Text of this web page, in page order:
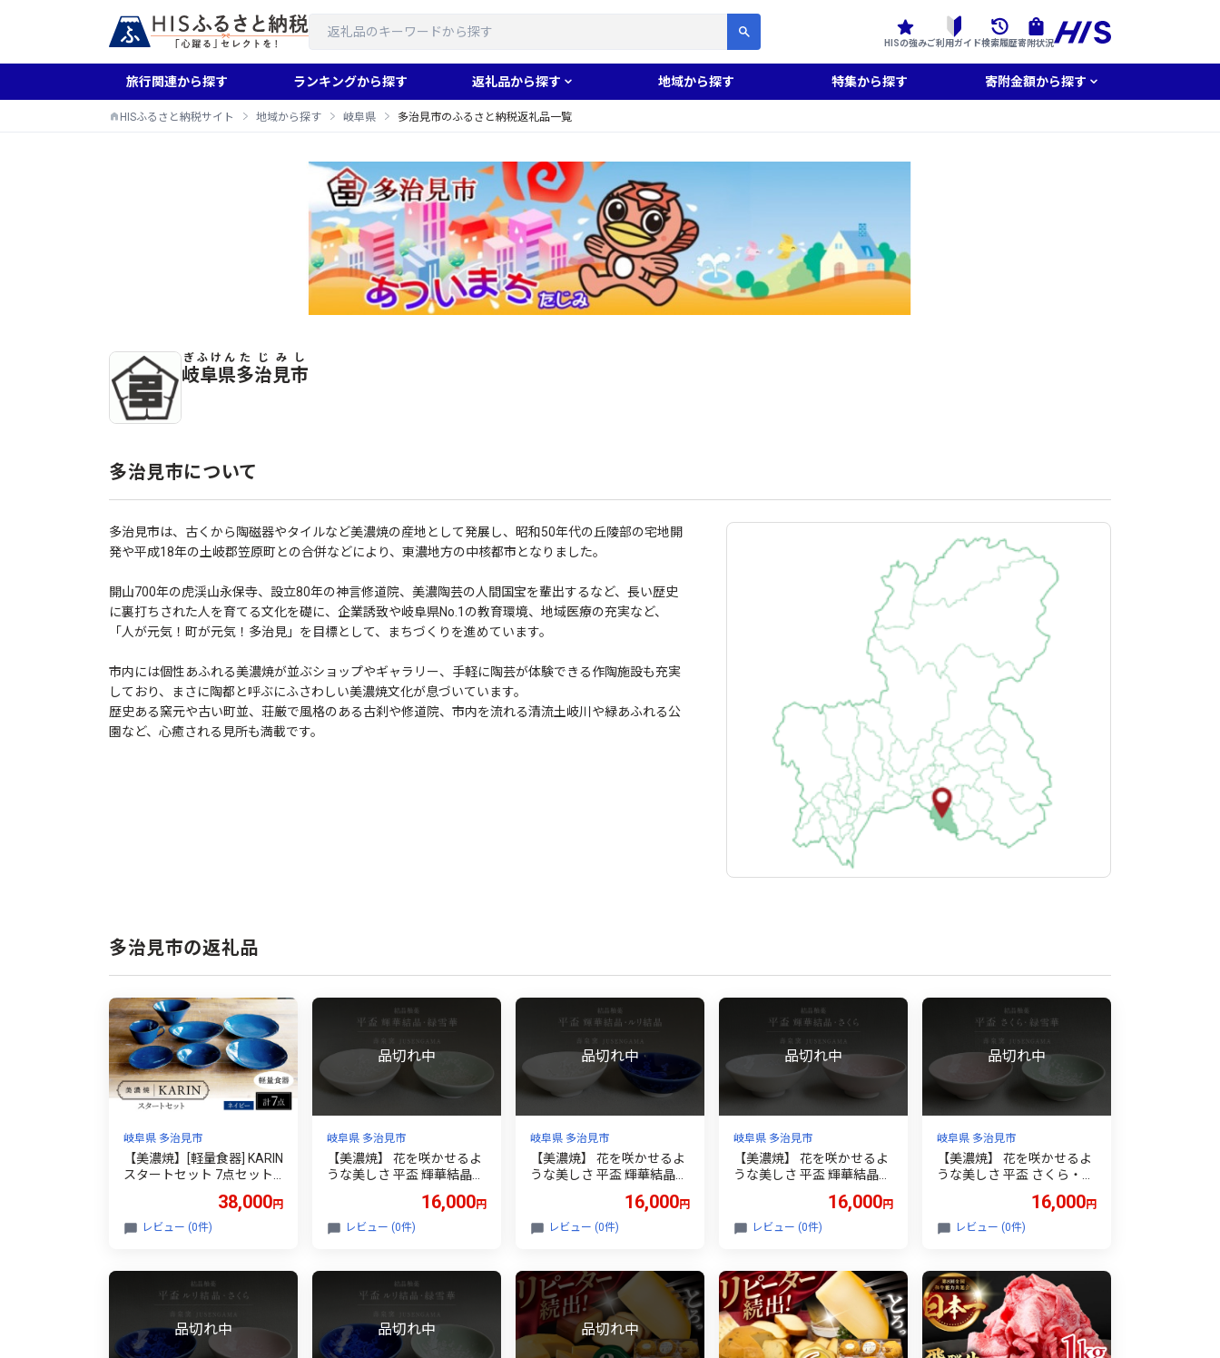
HISの強みご利用ガイド検索履歴寄附状況
旅行関連から探す ランキングから探す 返礼品から探す 地域から探す 特集から探す 寄附金額から探す
HISふるさと納税サイト 地域から探す 岐阜県 多治見市のふるさと納税返礼品一覧
多治見市のふるさと納税返礼品一覧
岐阜県
ぎふけん
多治見市
たじみし
多治見市について
多治見市は、古くから陶磁器やタイルなど美濃焼の産地として発展し、昭和50年代の丘陵部の宅地開
発や平成18年の土岐郡笠原町との合併などにより、東濃地方の中核都市となりました。
開山700年の虎渓山永保寺、設立80年の神言修道院、美濃陶芸の人間国宝を輩出するなど、長い歴史
に裏打ちされた人を育てる文化を礎に、企業誘致や岐阜県No.1の教育環境、地域医療の充実など、
「人が元気！町が元気！多治見」を目標として、まちづくりを進めています。
市内には個性あふれる美濃焼が並ぶショップやギャラリー、手軽に陶芸が体験できる作陶施設も充実
しており、まさに陶都と呼ぶにふさわしい美濃焼文化が息づいています。
歴史ある窯元や古い町並、荘厳で風格のある古刹や修道院、市内を流れる清流土岐川や緑あふれる公
園など、心癒される見所も満載です。
多治見市の返礼品
岐阜県 多治見市
【美濃焼】[軽量食器] KARIN
スタートセット 7点セット 2
5cmプレート・16cmプレー
ト・22cmディーププレー
ト・ボウル・オーバルボウ
治見市 / 井澤コーポレーシ
ョン 食器セット 陶磁器 [TB
38,000円
レビュー (0件)
岐阜県 多治見市
【美濃焼】 花を咲かせるよ
うな美しさ 平盃 輝華結晶・
緑雪華 2点セット 多治見市
/ カネヨ / 壽泉窯 [TBO017]
16,000円
レビュー (0件)
岐阜県 多治見市
【美濃焼】 花を咲かせるよ
うな美しさ 平盃 輝華結晶・
ルリ結晶 2点セット 多治見
市 / カネヨ / 壽泉窯 [TBO01
6]
16,000円
レビュー (0件)
岐阜県 多治見市
【美濃焼】 花を咲かせるよ
うな美しさ 平盃 輝華結晶・
さくら 2点セット 多治見市
/ カネヨ / 壽泉窯 [TBO015]
16,000円
レビュー (0件)
岐阜県 多治見市
【美濃焼】 花を咲かせるよ
うな美しさ 平盃 さくら・緑
雪華 2点セット 多治見市 /
カネヨ / 壽泉窯 [TBO012]
16,000円
レビュー (0件)